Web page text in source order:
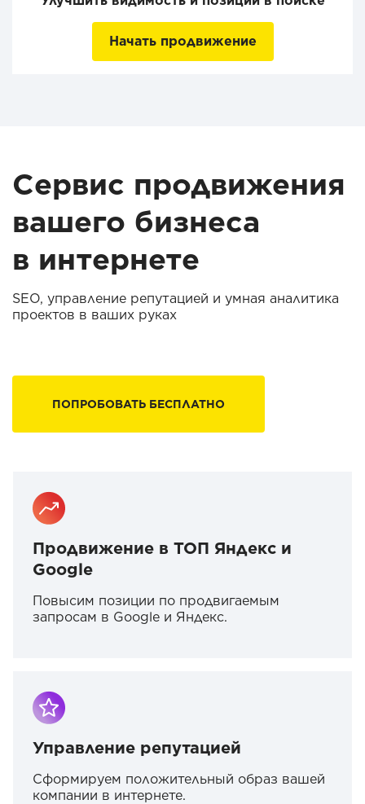
Начать продвижение
Сервис продвижения
вашего бизнеса
в интернете
SEO, управление репутацией и умная аналитика
проектов в ваших руках
ПОПРОБОВАТЬ БЕСПЛАТНО
Продвижение в ТОП Яндекс и
Google
Повысим позиции по продвигаемым
запросам в Google и Яндекс.
Управление репутацией
Сформируем положительный образ вашей
компании в интернете.